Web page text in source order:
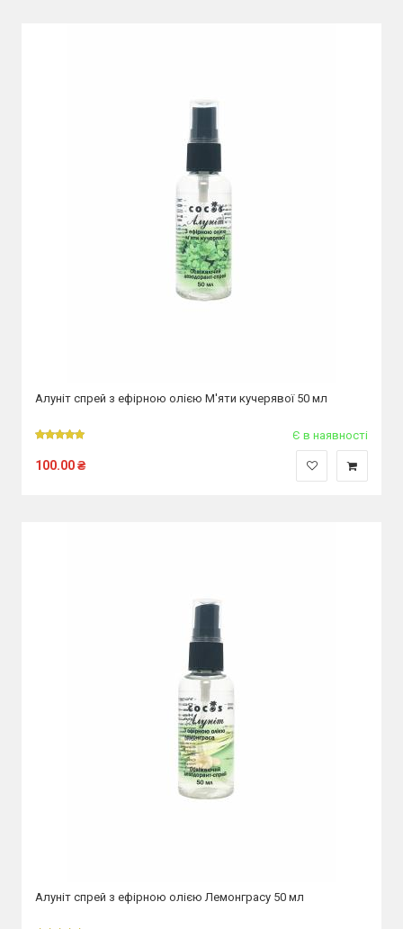
Алуніт спрей з ефірною олією М'яти кучерявої 50 мл
Є в наявності
100.00₴
Алуніт спрей з ефірною олією Лемонграсу 50 мл